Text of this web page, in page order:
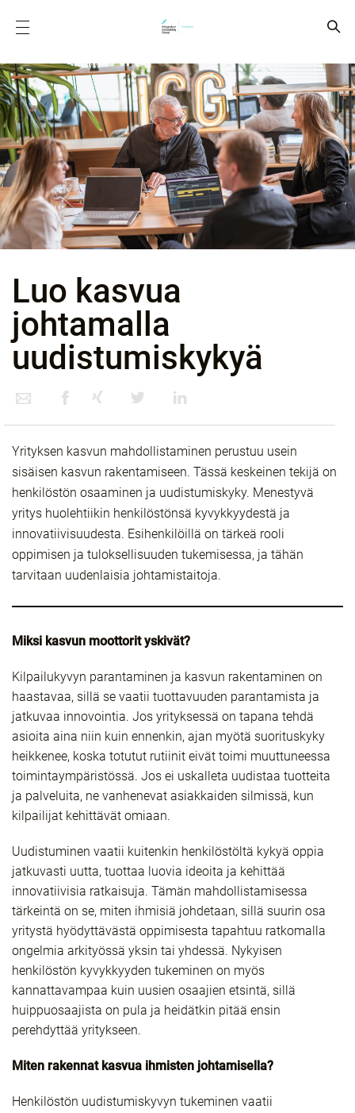
Luo kasvua
johtamalla
uudistumiskykyä
Yrityksen kasvun mahdollistaminen perustuu usein
sisäisen kasvun rakentamiseen. Tässä keskeinen tekijä on
henkilöstön osaaminen ja uudistumiskyky. Menestyvä
yritys huolehtiikin henkilöstönsä kyvykkyydestä ja
innovatiivisuudesta. Esihenkilöillä on tärkeä rooli
oppimisen ja tuloksellisuuden tukemisessa, ja tähän
tarvitaan uudenlaisia johtamistaitoja.
Miksi kasvun moottorit yskivät?
Kilpailukyvyn parantaminen ja kasvun rakentaminen on
haastavaa, sillä se vaatii tuottavuuden parantamista ja
jatkuvaa innovointia. Jos yrityksessä on tapana tehdä
asioita aina niin kuin ennenkin, ajan myötä suorituskyky
heikkenee, koska totutut rutiinit eivät toimi muuttuneessa
toimintaympäristössä. Jos ei uskalleta uudistaa tuotteita
ja palveluita, ne vanhenevat asiakkaiden silmissä, kun
kilpailijat kehittävät omiaan.
Uudistuminen vaatii kuitenkin henkilöstöltä kykyä oppia
jatkuvasti uutta, tuottaa luovia ideoita ja kehittää
innovatiivisia ratkaisuja. Tämän mahdollistamisessa
tärkeintä on se, miten ihmisiä johdetaan, sillä suurin osa
yritystä hyödyttävästä oppimisesta tapahtuu ratkomalla
ongelmia arkityössä yksin tai yhdessä. Nykyisen
henkilöstön kyvykkyyden tukeminen on myös
kannattavampaa kuin uusien osaajien etsintä, sillä
huippuosaajista on pula ja heidätkin pitää ensin
perehdyttää yritykseen.
Miten rakennat kasvua ihmisten johtamisella?
Henkilöstön uudistumiskyvyn tukeminen vaatii